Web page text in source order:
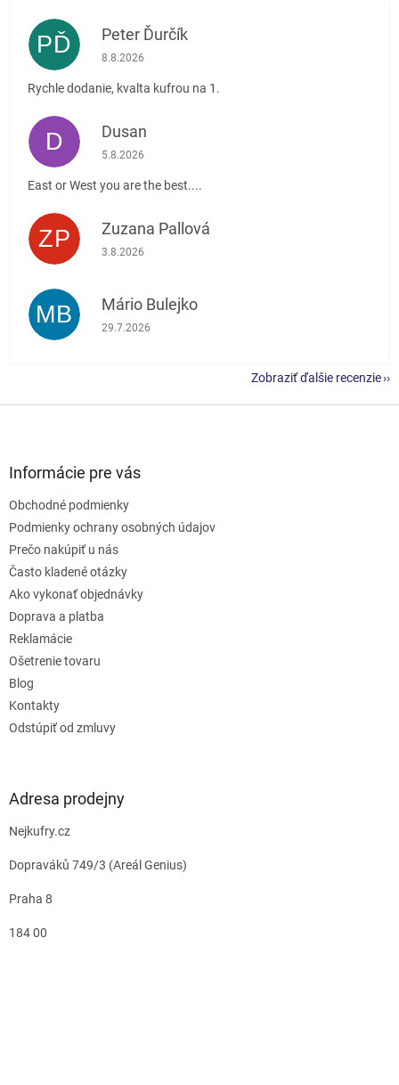
PĎ Peter Ďurčík
Hodnotenie obchodu je 5 z 5 hviezdičiek.
8.8.2026
Rychle dodanie, kvalta kufrou na 1.
D Dusan
Hodnotenie obchodu je 5 z 5 hviezdičiek.
5.8.2026
East or West you are the best....
ZP Zuzana Pallová
Hodnotenie obchodu je 5 z 5 hviezdičiek.
3.8.2026
MB Mário Bulejko
Hodnotenie obchodu je 5 z 5 hviezdičiek.
29.7.2026
Zobraziť ďalšie recenzie
Informácie pre vás
Obchodné podmienky
Podmienky ochrany osobných údajov
Prečo nakúpiť u nás
Často kladené otázky
Ako vykonať objednávky
Doprava a platba
Reklamácie
Ošetrenie tovaru
Blog
Kontakty
Odstúpiť od zmluvy
Adresa prodejny
Nejkufry.cz
Dopraváků 749/3 (Areál Genius)
Praha 8
184 00